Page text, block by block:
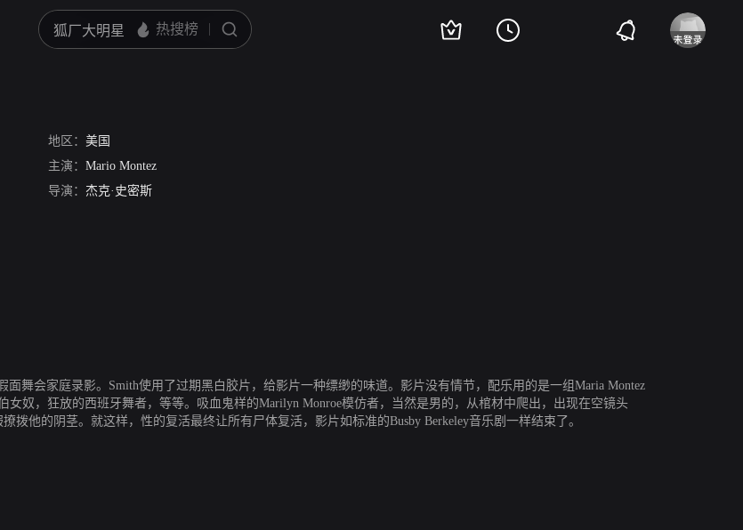
地区： 美国
主演： Mario Montez
导演： 杰克·史密斯
面舞会家庭录影。Smith使用了过期黑白胶片，给影片一种缥缈的味道。影片没有情节，配乐用的是一组Maria Montez
女奴，狂放的西班牙舞者，等等。吸血鬼样的Marilyn Monroe模仿者，当然是男的，从棺材中爬出，出现在空镜头
拨他的阴茎。就这样，性的复活最终让所有尸体复活，影片如标准的Busby Berkeley音乐剧一样结束了。